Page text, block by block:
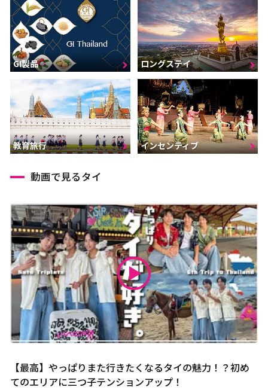
GI製品 ロングステイ
教育旅行 インセンティブ
動画で見るタイ
【最高】やっぱりまた行きたくなるタイの魅力！？初め
てのエリアに三つ子テンションアップ！